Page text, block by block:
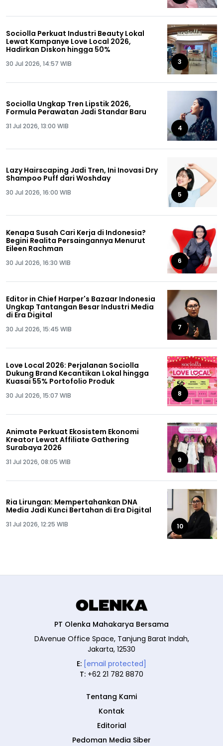
Sociolla Perkuat Industri Beauty Lokal
Lewat Kampanye Love Local 2026,
Hadirkan Diskon hingga 50%
30 Jul 2026, 14:57 WIB 3
Sociolla Ungkap Tren Lipstik 2026,
Formula Perawatan Jadi Standar Baru
31 Jul 2026, 13:00 WIB 4
Lazy Hairscaping Jadi Tren, Ini Inovasi Dry
Shampoo Puff dari Woshday
30 Jul 2026, 16:00 WIB 5
Kenapa Susah Cari Kerja di Indonesia?
Begini Realita Persaingannya Menurut
Eileen Rachman
30 Jul 2026, 16:30 WIB 6
Editor in Chief Harper's Bazaar Indonesia
Ungkap Tantangan Besar Industri Media
di Era Digital
30 Jul 2026, 15:45 WIB 7
Love Local 2026: Perjalanan Sociolla
Dukung Brand Kecantikan Lokal hingga
Kuasai 55% Portofolio Produk
30 Jul 2026, 15:07 WIB 8
Animate Perkuat Ekosistem Ekonomi
Kreator Lewat Affiliate Gathering
Surabaya 2026
31 Jul 2026, 08:05 WIB 9
Ria Lirungan: Mempertahankan DNA
Media Jadi Kunci Bertahan di Era Digital
31 Jul 2026, 12:25 WIB 10
PT Olenka Mahakarya Bersama
DAvenue Office Space, Tanjung Barat Indah,
Jakarta, 12530
E: [email protected]
T: +62 21 782 8870
Tentang Kami
Kontak
Editorial
Pedoman Media Siber